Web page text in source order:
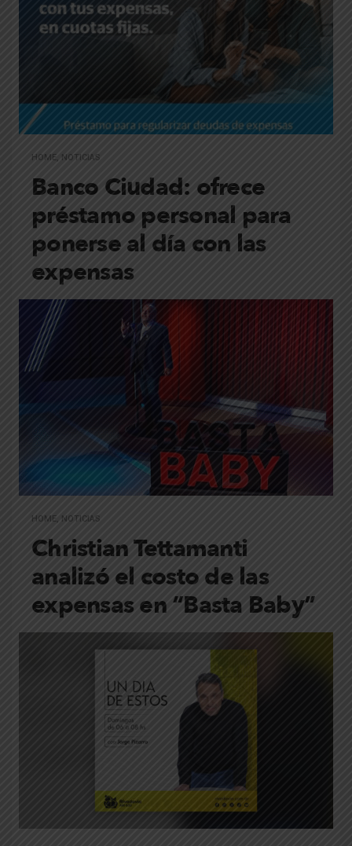
HOME, NOTICIAS
Banco Ciudad: ofrece
préstamo personal para
ponerse al día con las
expensas
HOME, NOTICIAS
Christian Tettamanti
analizó el costo de las
expensas en “Basta Baby”